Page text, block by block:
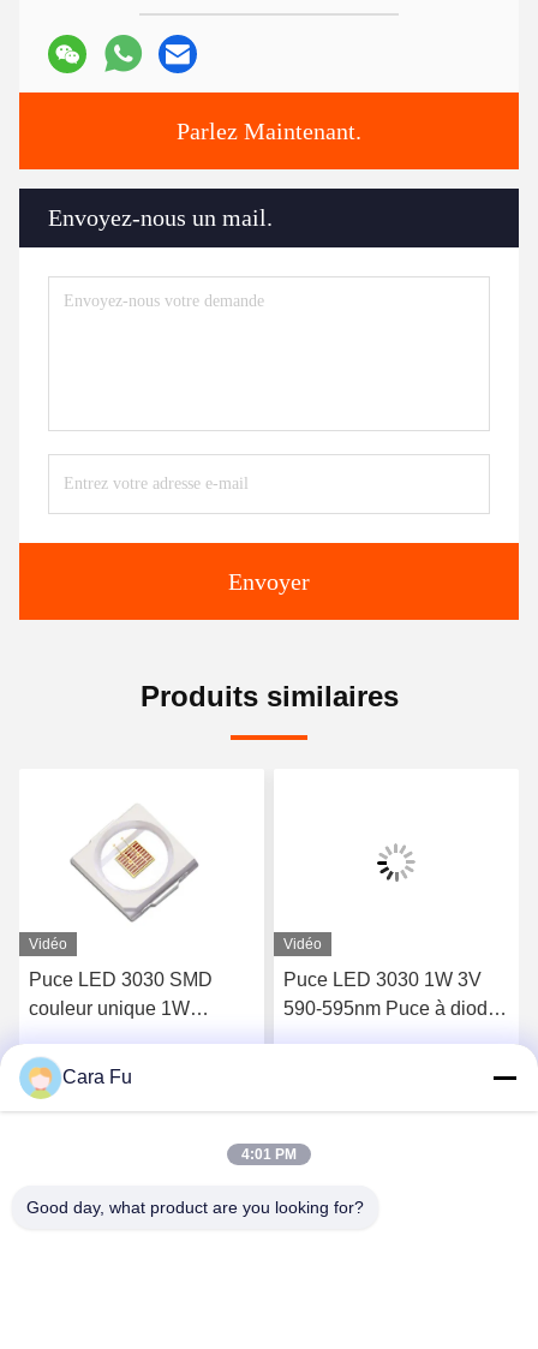
Parlez Maintenant.
Envoyez-nous un mail.
Envoyer
Produits similaires
Vidéo
Puce LED 3030 SMD
couleur unique 1W
Vidéo
Puce LED 3030 1W 3V
590-595nm Puce à diode
Cara Fu
4:01 PM
Good day, what product are you looking for?